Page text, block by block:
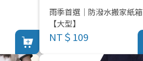
雨季首選｜防潑水搬家紙箱
【大型】
NT＄109